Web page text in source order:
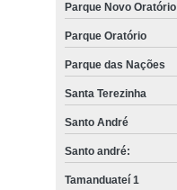
Parque Novo Oratório
Parque Oratório
Parque das Nações
Santa Terezinha
Santo André
Santo andré:
Tamanduateí 1